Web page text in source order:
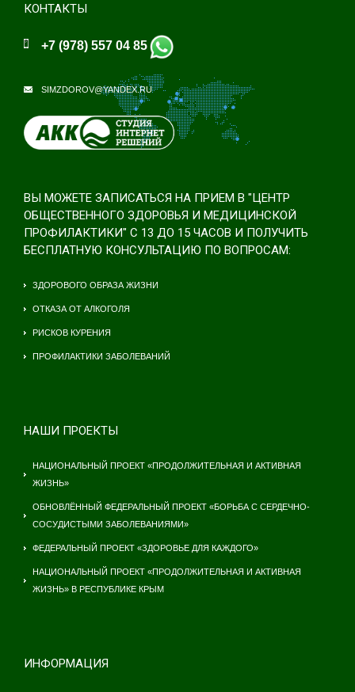
КОНТАКТЫ
+7 (978) 557 04 85
SIMZDOROV@YANDEX.RU
ВЫ МОЖЕТЕ ЗАПИСАТЬСЯ НА ПРИЕМ В "ЦЕНТР
ОБЩЕСТВЕННОГО ЗДОРОВЬЯ И МЕДИЦИНСКОЙ
ПРОФИЛАКТИКИ" С 13 ДО 15 ЧАСОВ И ПОЛУЧИТЬ
БЕСПЛАТНУЮ КОНСУЛЬТАЦИЮ ПО ВОПРОСАМ:
ЗДОРОВОГО ОБРАЗА ЖИЗНИ
ОТКАЗА ОТ АЛКОГОЛЯ
РИСКОВ КУРЕНИЯ
ПРОФИЛАКТИКИ ЗАБОЛЕВАНИЙ
НАШИ ПРОЕКТЫ
НАЦИОНАЛЬНЫЙ ПРОЕКТ «ПРОДОЛЖИТЕЛЬНАЯ И АКТИВНАЯ
ЖИЗНЬ»
ОБНОВЛЁННЫЙ ФЕДЕРАЛЬНЫЙ ПРОЕКТ «БОРЬБА С СЕРДЕЧНО-
СОСУДИСТЫМИ ЗАБОЛЕВАНИЯМИ»
ФЕДЕРАЛЬНЫЙ ПРОЕКТ «ЗДОРОВЬЕ ДЛЯ КАЖДОГО»
НАЦИОНАЛЬНЫЙ ПРОЕКТ «ПРОДОЛЖИТЕЛЬНАЯ И АКТИВНАЯ
ЖИЗНЬ» В РЕСПУБЛИКЕ КРЫМ
ИНФОРМАЦИЯ